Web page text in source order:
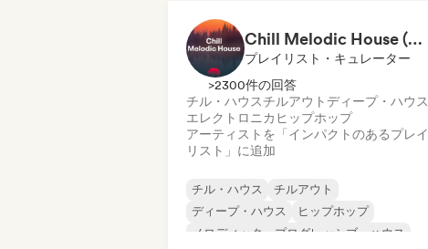
Chill Melodic House (Robby East)
プレイリスト・キュレーター
>2300件の回答
チル・ハウスチルアウトディープ・ハウス
エレクトロニカ ヒップホップ
アーティストを「インパクトのあるプレイ
リスト」に追加
チル・ハウス
チルアウト
ディープ・ハウス
ヒップホップ
メロディック・プログレッシブ・ハウス